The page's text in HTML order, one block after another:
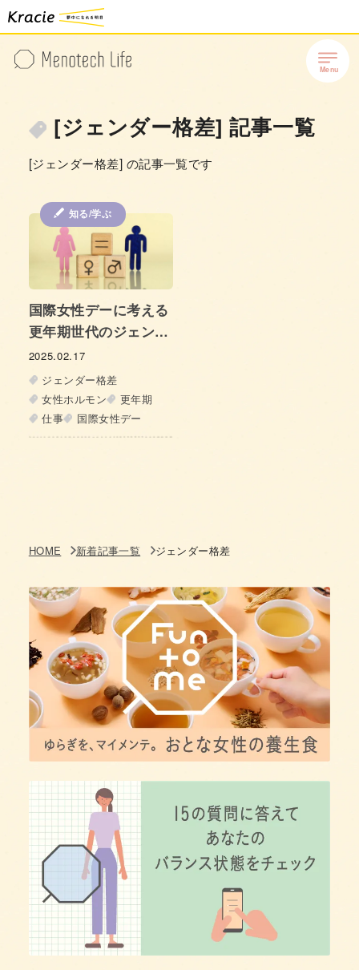
[ジェンダー格差] 記事一覧
[ジェンダー格差] の記事一覧です
知る/学ぶ
国際女性デーに考える
更年期世代のジェンダ
ー格差
2025.02.17
ジェンダー格差
女性ホルモン
更年期
仕事
国際女性デー
HOME 新着記事一覧 ジェンダー格差